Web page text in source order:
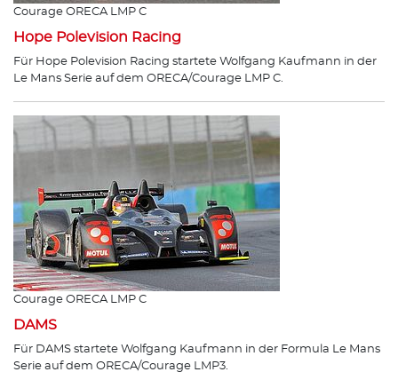
Courage ORECA LMP C
Hope Polevision Racing
Für Hope Polevision Racing startete Wolfgang Kaufmann in der
Le Mans Serie auf dem ORECA/Courage LMP C.
Courage ORECA LMP C
DAMS
Für DAMS startete Wolfgang Kaufmann in der Formula Le Mans
Serie auf dem ORECA/Courage LMP3.